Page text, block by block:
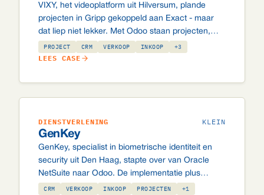
VIXY, het videoplatform uit Hilversum, plande
projecten in Gripp gekoppeld aan Exact - maar
dat liep niet lekker. Met Odoo staan projecten,
CRM, urenplanning en administratie nu op één
systeem.
PROJECT CRM VERKOOP INKOOP +3
LEES CASE
DIENSTVERLENING KLEIN
GenKey
GenKey, specialist in biometrische identiteit en
security uit Den Haag, stapte over van Oracle
NetSuite naar Odoo. De implementatie plus
licentie in het eerste jaar bleef onder wat ze
CRM VERKOOP INKOOP PROJECTEN +1